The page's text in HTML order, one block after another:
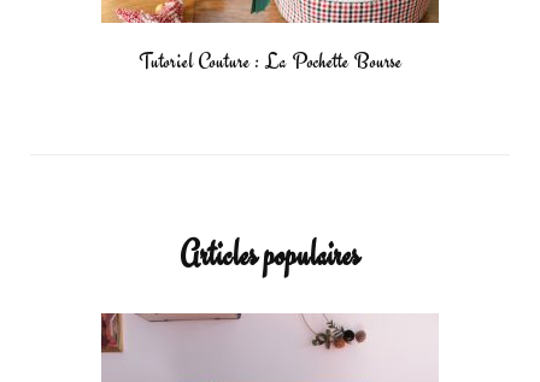
Tutoriel Couture : La Pochette Bourse
Articles populaires